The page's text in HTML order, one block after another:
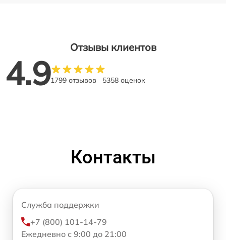
Отзывы клиентов
4.91799 отзывов 5358 оценок
Контакты
Служба поддержки
+7 (800) 101-14-79
Ежедневно с 9:00 до 21:00